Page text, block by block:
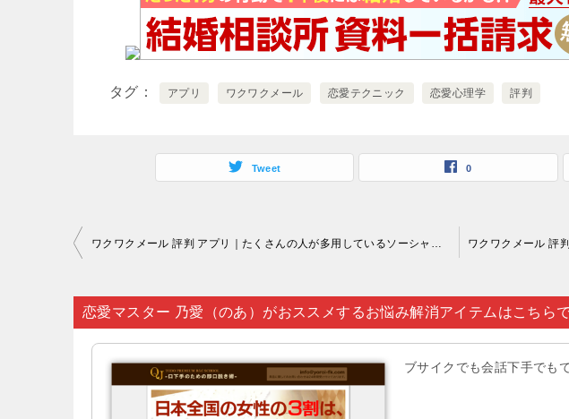
タグ アプリ ワクワクメール 恋愛テクニック 恋愛心理学 評判
Tweet 0
投
ナ
ビ
ゲ
ワクワクメール 評判 アプリ｜たくさんの人が多用しているソーシャルネットワーキングサービス（SNS)も出会い系サービスと言っても差し支えないでしょう…。
恋愛マスター 乃愛（のあ）がおススメするお悩み解消アイテムはこちらで
ブサイクでも会話下手でも